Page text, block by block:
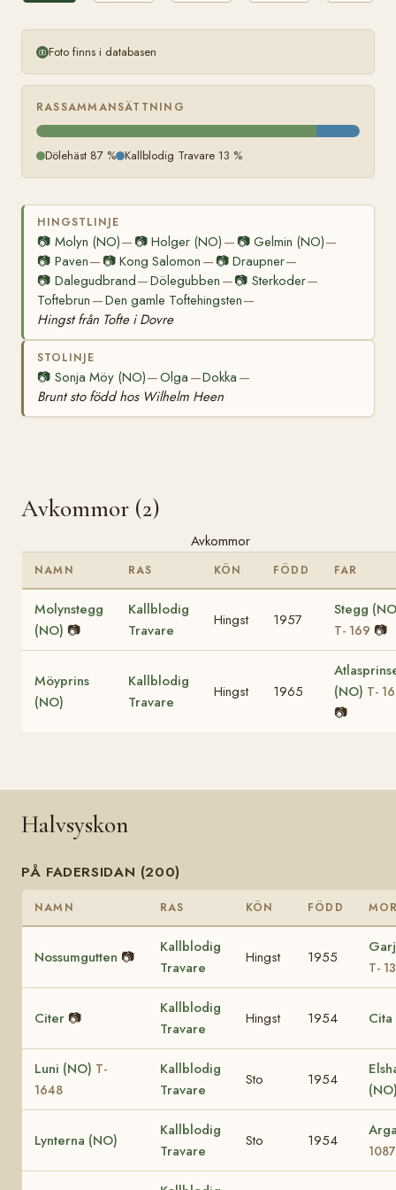
Foto finns i databasen
RASSAMMANSÄTTNING
Dölehäst 87 % Kallblodig Travare 13 %
HINGSTLINJE
📷 Molyn (NO)— 📷Holger (NO) — 📷 Gelmin (NO)—
📷 Paven— 📷Kong Salomon — 📷 Draupner—
📷 Dalegudbrand—Dölegubben —📷 Sterkoder—
Toftebrun —Den gamle Toftehingsten—
Hingst från Tofte i Dovre
STOLINJE
📷 Sonja Möy (NO)—Olga —Dokka —
Brunt sto född hos Wilhelm Heen
Avkommor (2)
Avkommor
NAMN RAS KÖN FÖDD FAR
Molynstegg
(NO) 📷
Kallblodig
Travare
Hingst 1957
Stegg
T- 169 📷
Möyprins
(NO)
Kallblodig
Travare
Hingst 1965
(NO) T-
📷
Halvsyskon
PÅ FADERSIDAN (200)
NAMN RAS KÖN FÖDD
Nossumgutten 📷
Kallblodig
Travare
Hingst 1955
T-
Citer 📷
Kallblodig
Travare
Hingst 1954 Cita
Luni (NO) T-
1648
Kallblodig
Travare
Sto 1954
Lynterna (NO)
Kallblodig
Travare
Sto 1954
1087